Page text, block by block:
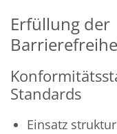
Erfüllung der
Standards
Einsatz